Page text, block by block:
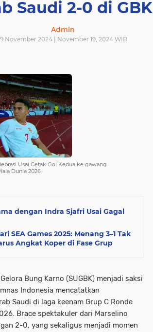
Saudi 2-0 di GBK
Admin
November 2024 | November 19, 2024 WIB
Usai Cetak Gol Kedua ke gawang
Dunia 2026
dengan Indra Sjafri Usai Gagal
SEA Games 2025: Menang 3–1 Tak
Angkat Koper di Fase Grup
Bung Karno (SUGBK) menjadi saksi
Indonesia mencatatkan
Saudi di laga keenam Grup C Ronde
Brace spektakuler dari Marselino
2-0, yang sekaligus menjadi momen